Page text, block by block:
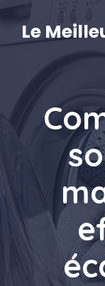
Aller
au
contenu
Le